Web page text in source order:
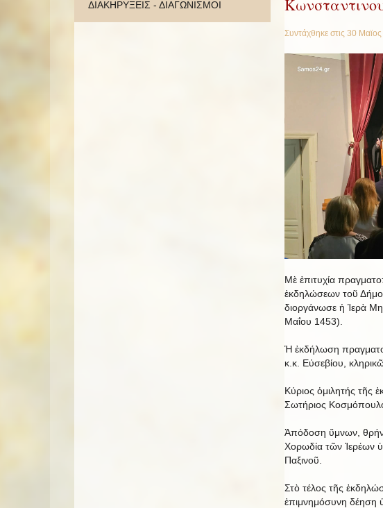
Συντάχθηκε στις 30
Μὲ ἐπιτυχία
ἐκδηλώσεων τοῦ
διοργάνωσε ἡ Ἱερὰ
Μαΐου 1453).
Ἡ ἐκδήλωση
κ.κ. Εὐσεβίου,
Κύριος ὁμιλητής τῆς
Σωτήριος
Ἀπόδοση ὕμνων,
Χορωδία τῶν Ἱερέων
Παξινοῦ.
Στὸ τέλος τῆς
ἐπιμνημόσυνη δέηση
ΔΙΑΚΗΡΥΞΕΙΣ - ΔΙΑΓΩΝΙΣΜΟΙ